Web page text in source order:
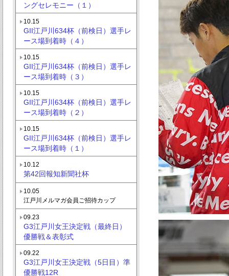
ングセレモニー（１）
10.15
GII江戸川634杯（前検日）選手レ
ース場到着時（４）
10.15
GII江戸川634杯（前検日）選手レ
ース場到着時（３）
10.15
GII江戸川634杯（前検日）選手レ
ース場到着時（２）
10.15
GII江戸川634杯（前検日）選手レ
ース場到着時（１）
10.12
第42回報知新聞社杯
10.05
江戸川メルマガ会員ご招待カップ
09.23
G3江戸川女王決定戦（最終日）
優勝戦＆表彰式
09.22
G3江戸川女王決定戦（5日目）準
優勝戦12R